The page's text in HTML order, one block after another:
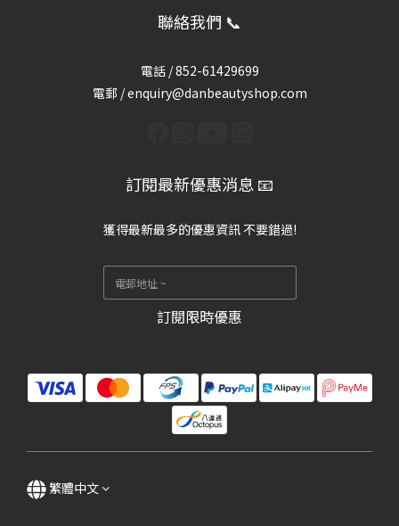
聯絡我們 📞
電話 /852-61429699
電郵 / enquiry@danbeautyshop.com
訂閱最新優惠消息 📧
獲得最新最多的優惠資訊 不要錯過!
訂閱限時優惠
繁體中文